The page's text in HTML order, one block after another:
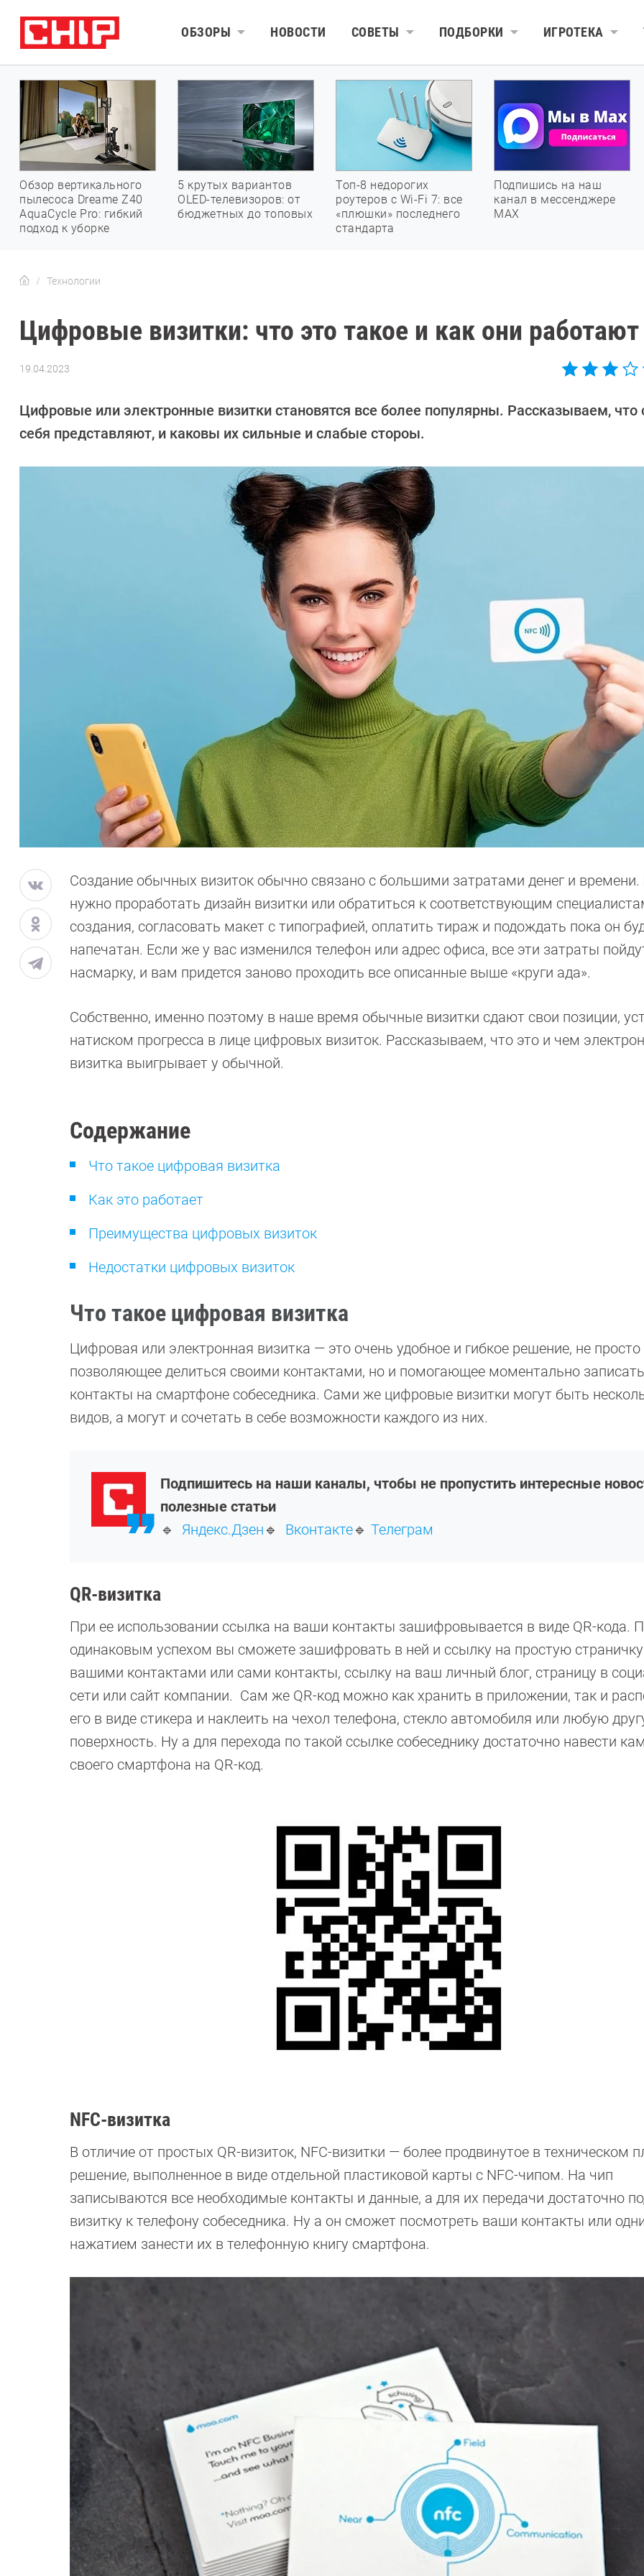
ОБЗОРЫ НОВОСТИ СОВЕТЫ ПОДБОРКИ ИГРОТЕКА
Обзор вертикального
пылесоса Dreame Z40
AquaCycle Pro: гибкий
подход к уборке
5 крутых вариантов
OLED-телевизоров: от
бюджетных до топовых
Топ-8 недорогих
роутеров с Wi-Fi 7: все
«плюшки» последнего
стандарта
Подпишись на наш
канал в мессенджере
МАХ
Технологии
Цифровые визитки: что это такое и как они работают
19.04.2023
Цифровые или электронные визитки становятся все более популярны. Рассказываем, что
себя представляют, и каковы их сильные и слабые стороы.
Создание обычных визиток обычно связано с большими затратами денег и
нужно проработать дизайн визитки или обратиться к соответствующим
создания, согласовать макет с типографией, оплатить тираж и подождать пока он
напечатан. Если же у вас изменился телефон или адрес офиса, все эти затраты
насмарку, и вам придется заново проходить все описанные выше «круги ада».
Собственно, именно поэтому в наше время обычные визитки сдают свои позиции,
натиском прогресса в лице цифровых визиток. Рассказываем, что это и чем
визитка выигрывает у обычной.
Содержание
Что такое цифровая визитка
Как это работает
Преимущества цифровых визиток
Недостатки цифровых визиток
Что такое цифровая визитка
Цифровая или электронная визитка — это очень удобное и гибкое решение, не просто
позволяющее делиться своими контактами, но и помогающее моментально
контакты на смартфоне собеседника. Сами же цифровые визитки могут быть
видов, а могут и сочетать в себе возможности каждого из них.
Подпишитесь на наши каналы, чтобы не пропустить интересные
полезные статьи
🔹 Яндекс.Дзен🔹 Вконтакте🔹 Телеграм
QR-визитка
При ее использовании ссылка на ваши контакты зашифровывается в виде QR-кода.
одинаковым успехом вы сможете зашифровать в ней и ссылку на простую
вашими контактами или сами контакты, ссылку на ваш личный блог, страницу в
сети или сайт компании. Сам же QR-код можно как хранить в приложении, так и
его в виде стикера и наклеить на чехол телефона, стекло автомобиля или любую
поверхность. Ну а для перехода по такой ссылке собеседнику достаточно навести
своего смартфона на QR-код.
NFC-визитка
В отличие от простых QR-визиток, NFC-визитки — более продвинутое в техническом
решение, выполненное в виде отдельной пластиковой карты с NFC-чипом. На чип
записываются все необходимые контакты и данные, а для их передачи достаточно
визитку к телефону собеседника. Ну а он сможет посмотреть ваши контакты или
нажатием занести их в телефонную книгу смартфона.